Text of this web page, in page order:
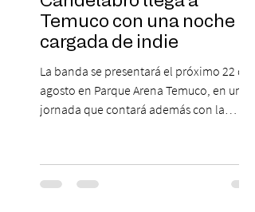
Temuco con una noche
cargada de indie
La banda se presentará el próximo 22 de
agosto en Parque Arena Temuco, en una
jornada que contará además con la
agosto, el Parque Arena Temuco será
escenario de una noche dedicada al indie